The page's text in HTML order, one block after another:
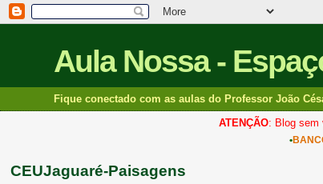
Aula Nossa -
Fique conectado com as aulas do Professor João
ATENÇÃO: Blog sem
•
CEUJaguaré-Paisagens